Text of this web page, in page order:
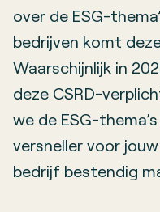
over de ESG-
bedrijven komt
Waarschijnlijk in
deze CSRD-
we de ESG-
versneller voor
bedrijf bestendig